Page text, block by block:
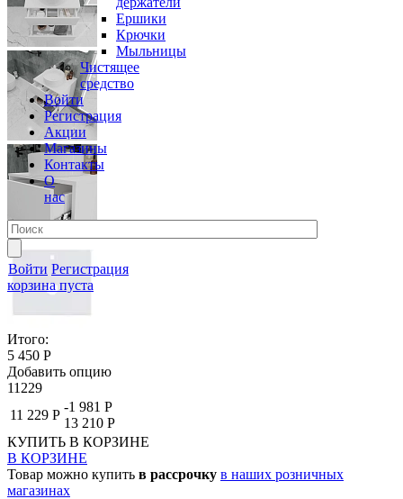
Ершики
Крючки
Мыльницы
Чистящее
средство
Войти
Регистрация
Акции
Магазины
Контакты
О
нас
Войти Регистрация
корзина пуста
Итого:
5 450 Р
Добавить опцию
11229
11 229 Р
-1 981 Р
13 210 Р
КУПИТЬ В КОРЗИНЕ
В КОРЗИНЕ
Товар можно купить в рассрочку в наших розничных
магазинах